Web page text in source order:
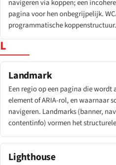
navigeren via koppen; een
pagina voor hen onbegrijpelijk.
programmatische koppen­structuur.
L
Landmark
Een regio op een pagina die wordt
element of ARIA-rol, en waarnaar
navigeren. Landmarks (banner,
contentinfo) vormen het
Lighthouse